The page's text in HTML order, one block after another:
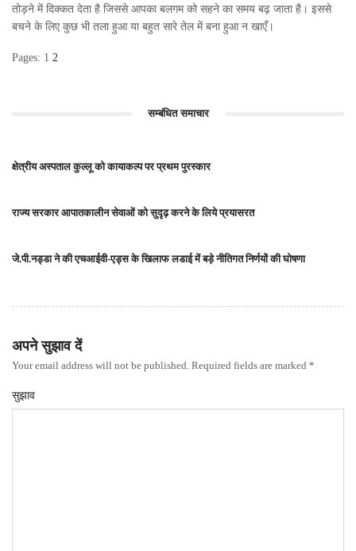
तोड़ने में दिक्कत देता है जिससे आपका बलगम को सहने का समय बढ़ जाता है। इससे
बचने के लिए कुछ भी तला हुआ या बहुत सारे तेल में बना हुआ न खाएँ।
Pages: 1 2
सम्बंधित समाचार
क्षेत्रीय अस्पताल कुल्लू को कायाकल्प पर प्रथम पुरस्कार
राज्य सरकार आपातकालीन सेवाओं को सुदृढ़ करने के लिये प्रयासरत
जे.पी.नड्डा ने की एचआईवी-एड्स के खिलाफ लडाई में बड़े नीतिगत निर्णयों की घोषणा
अपने सुझाव दें
Your email address will not be published. Required fields are marked *
सुझाव